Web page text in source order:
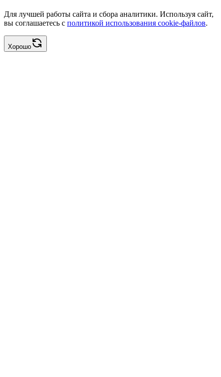
Для лучшей работы сайта и сбора аналитики. Используя сайт,
вы соглашаетесь с политикой использования cookie-файлов.
Хорошо